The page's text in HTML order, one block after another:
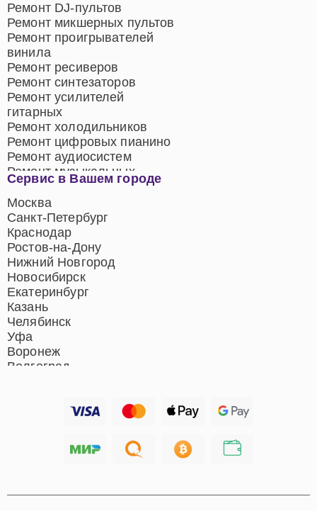
Сервис в Вашем городе
Москва
Санкт-Петербург
Краснодар
Ростов-на-Дону
Нижний Новгород
Новосибирск
Екатеринбург
Казань
Челябинск
Уфа
Воронеж
Волгоград
Хабаровск
Ремонт DJ-пультов
Ремонт микшерных пультов
Ремонт проигрывателей
винила
Ремонт ресиверов
Ремонт синтезаторов
Ремонт усилителей
гитарных
Ремонт холодильников
Ремонт цифровых пианино
Ремонт аудиосистем
Ремонт музыкальных
центров
Ремонт домашних
кинотеатров
Ремонт микрофонов
Ремонт акустических
систем